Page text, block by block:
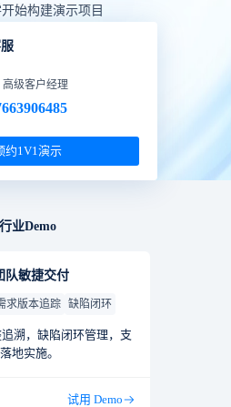
始构建演示项目
高级客户经理
约1V1演示
行业Demo
队敏捷交付
求版本追踪 缺陷闭环
溯，缺陷闭环管理，支
地实施。
试用 Demo